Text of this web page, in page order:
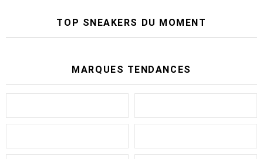
TOP SNEAKERS DU MOMENT
MARQUES TENDANCES